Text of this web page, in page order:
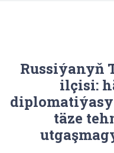
Russiýanyň
ilçisi:
täze